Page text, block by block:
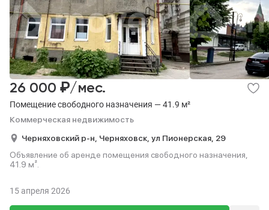
Помещение свободного назначения — 41.9 м²
Коммерческая недвижимость
26 000 ₽/мес.
Черняховский р-н, Черняховск, ул Пионерская, 29
Объявление об аренде помещения свободного назначения,
41.9 м².
15 апреля 2026